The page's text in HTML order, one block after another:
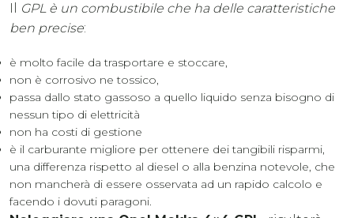
Il
GPL è un combustibile che ha delle caratteristiche
ben precise:
è molto facile da trasportare e stoccare,
non è corrosivo ne tossico,
passa dallo stato gassoso a quello liquido senza bisogno di
nessun tipo di elettricità
non ha costi di gestione
è il carburante migliore per ottenere dei tangibili risparmi,
una differenza rispetto al diesel o alla benzina notevole, che
non mancherà di essere osservata ad un rapido calcolo e
facendo i dovuti paragoni.